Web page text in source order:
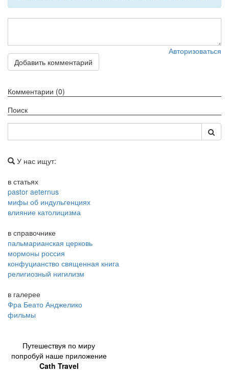
Авторизоваться
Добавить комментарий
Комментарии (0)
Поиск
У нас ищут:
в статьях
pastor aeternus
мифы об индульгенциях
влияние католицизма
в справочнике
пальмарианская церковь
мормоны россия
конфуцианство священная книга
религиозный нигилизм
в галерее
Фра Беато Анджелико
фильмы
Путешествуя по миру
попробуй наше приложение
Cath Travel